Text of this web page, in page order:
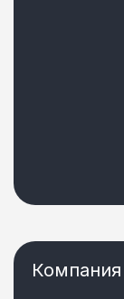
Компания